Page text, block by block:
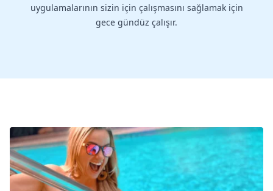
uygulamalarının sizin için çalışmasını sağlamak için
gece gündüz çalışır.